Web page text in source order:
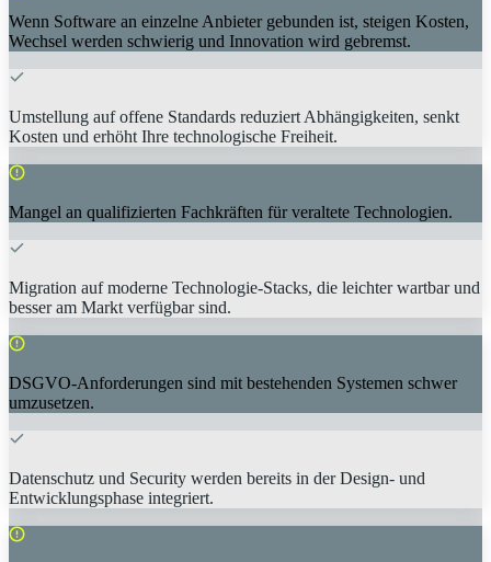
Wenn Software an einzelne Anbieter gebunden ist, steigen Kosten,
Wechsel werden schwierig und Innovation wird gebremst.
Umstellung auf offene Standards reduziert Abhängigkeiten, senkt
Kosten und erhöht Ihre technologische Freiheit.
Mangel an qualifizierten Fachkräften für veraltete Technologien.
Migration auf moderne Technologie-Stacks, die leichter wartbar und
besser am Markt verfügbar sind.
DSGVO-Anforderungen sind mit bestehenden Systemen schwer
umzusetzen.
Datenschutz und Security werden bereits in der Design- und
Entwicklungsphase integriert.